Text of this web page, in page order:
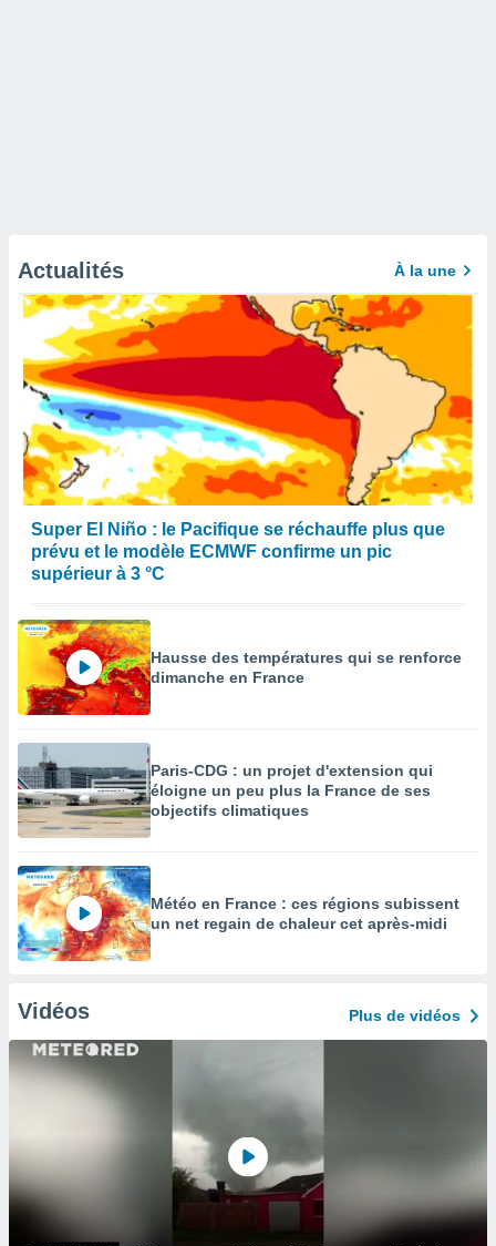
Actualités À la une
Super El Niño : le Pacifique se réchauffe plus que
prévu et le modèle ECMWF confirme un pic
supérieur à 3 °C
Hausse des températures qui se renforce
dimanche en France
Paris-CDG : un projet d'extension qui
éloigne un peu plus la France de ses
objectifs climatiques
Météo en France : ces régions subissent
un net regain de chaleur cet après-midi
Vidéos Plus de vidéos